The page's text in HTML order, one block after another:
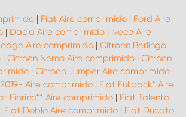
| Fiat Aire comprimido | Ford Aire
| Dacia Aire comprimido| Iveco Aire
Aire comprimido | Citroen Berlingo
| Citroen Nemo Aire comprimido| Citroen
| Citroen Jumper Aire comprimido|
Aire comprimido| Fiat Fullback* Aire
Fiorino** Aire comprimido | Fiat Talento
| Fiat Doblò Aire comprimido | Fiat Ducato